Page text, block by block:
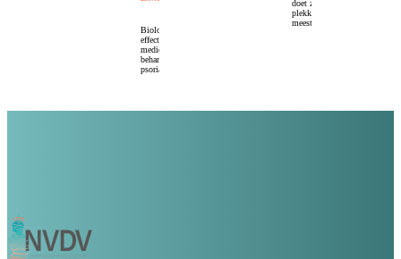
Biologics zijn
effectieve maar kostbare
medicijnen voor de
behandeling van
psoriasis.
doet ze dat ook op de
plekken waar het er het
meest toe doet?